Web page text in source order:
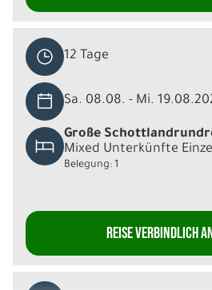
12 Tage
Sa. 08.08. - Mi.
Große
Mixed Unterkünfte
Belegung: 1
REISE VERBINDLICH